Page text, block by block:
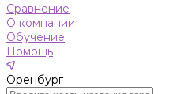
Сравнение
О компании
Обучение
Помощь
Оренбург